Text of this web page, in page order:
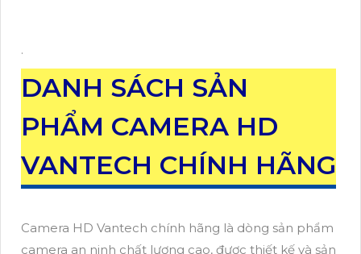
.
DANH SÁCH SẢN
PHẨM CAMERA HD
VANTECH CHÍNH HÃNG
Camera HD Vantech chính hãng là dòng sản phẩm
camera an ninh chất lượng cao, được thiết kế và sản